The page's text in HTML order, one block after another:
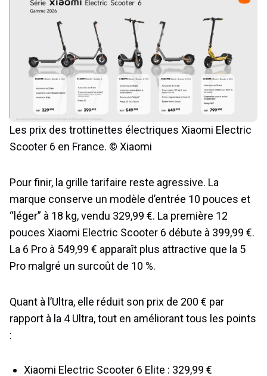
Les prix des trottinettes électriques Xiaomi Electric
Scooter 6 en France. © Xiaomi
Pour finir, la grille tarifaire reste agressive. La
marque conserve un modèle d’entrée 10 pouces et
“léger” à 18 kg, vendu 329,99 €. La première 12
pouces Xiaomi Electric Scooter 6 débute à 399,99 €.
La 6 Pro à 549,99 € apparaît plus attractive que la 5
Pro malgré un surcoût de 10 %.
Quant à l’Ultra, elle réduit son prix de 200 € par
rapport à la 4 Ultra, tout en améliorant tous les points
:
Xiaomi Electric Scooter 6 Elite : 329,99 €